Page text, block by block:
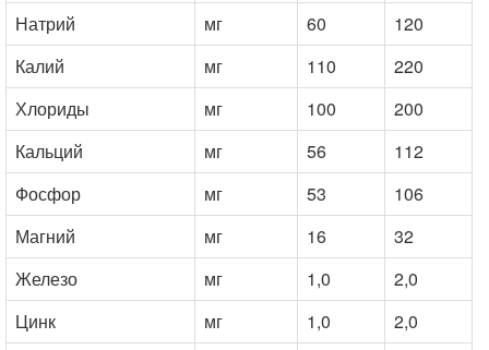
Натрий мг 60
120
Калий
мг 110
220
Хлориды
мг 100
200
Кальций
мг 56
112
Фосфор
мг 53
106
Магний
мг 16
32
Железо
мг 1,0
2,0
Цинк
мг 1,0
2,0